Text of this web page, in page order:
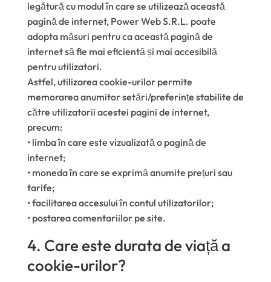
legătură cu modul în care se utilizează această
pagină de internet, Power Web S.R.L. poate
adopta măsuri pentru ca această pagină de
internet să fie mai eficientă și mai accesibilă
pentru utilizatori.
Astfel, utilizarea cookie-urilor permite
memorarea anumitor setări/preferințe stabilite de
către utilizatorii acestei pagini de internet,
precum:
• limba în care este vizualizată o pagină de
internet;
• moneda în care se exprimă anumite prețuri sau
tarife;
• facilitarea accesului în contul utilizatorilor;
• postarea comentariilor pe site.
4. Care este durata de viață a
cookie-urilor?